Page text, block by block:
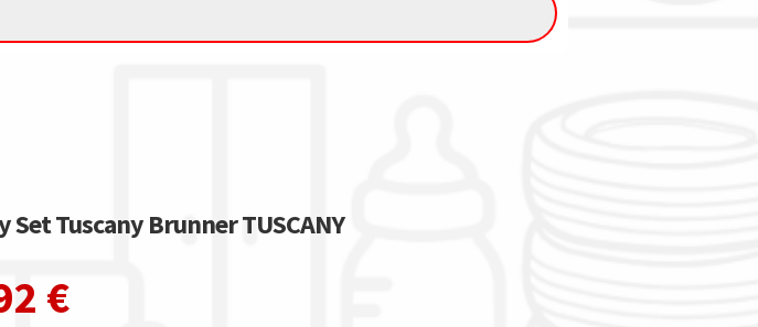
Set Tuscany Brunner TUSCANY
€